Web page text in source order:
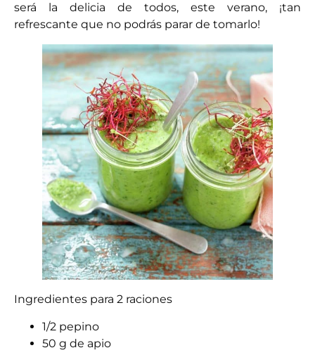
será la delicia de todos, este verano, ¡tan
refrescante que no podrás parar de tomarlo!
Ingredientes para 2 raciones
1/2 pepino
50 g de apio